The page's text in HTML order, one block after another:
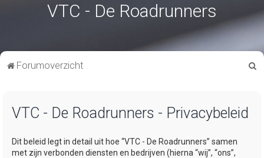
VTC - De Roadrunners
Forumoverzicht
VTC - De Roadrunners - Privacybeleid
Dit beleid legt in detail uit hoe “VTC - De Roadrunners” samen
met zijn verbonden diensten en bedrijven (hierna “wij”, “ons”,